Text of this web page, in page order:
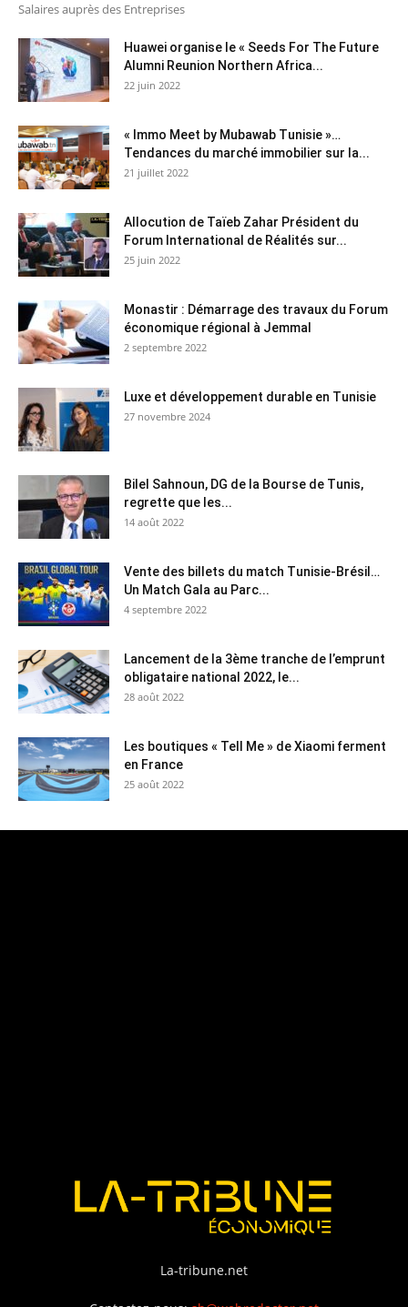
Salaires auprès des Entreprises
Huawei organise le « Seeds For The Future
Alumni Reunion Northern Africa...
22 juin 2022
« Immo Meet by Mubawab Tunisie »…
Tendances du marché immobilier sur la...
21 juillet 2022
Allocution de Taïeb Zahar Président du
Forum International de Réalités sur...
25 juin 2022
Monastir : Démarrage des travaux du Forum
économique régional à Jemmal
2 septembre 2022
Luxe et développement durable en Tunisie
27 novembre 2024
Bilel Sahnoun, DG de la Bourse de Tunis,
regrette que les...
14 août 2022
Vente des billets du match Tunisie-Brésil…
Un Match Gala au Parc...
4 septembre 2022
Lancement de la 3ème tranche de l’emprunt
obligataire national 2022, le...
28 août 2022
Les boutiques « Tell Me » de Xiaomi ferment
en France
25 août 2022
La-tribune.net